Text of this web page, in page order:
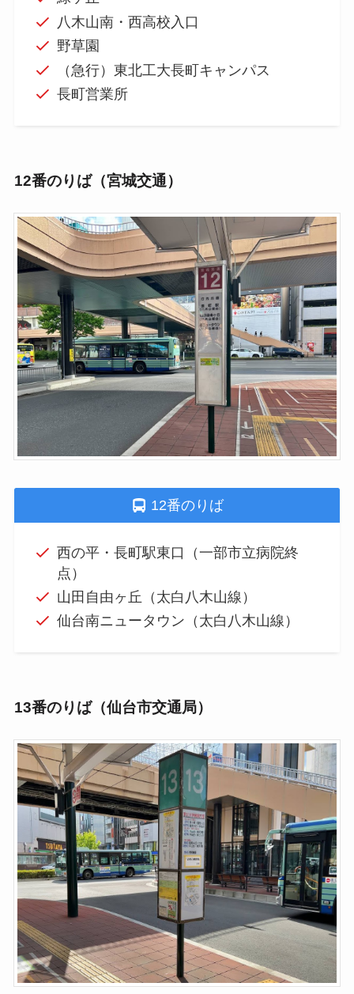
八木山南・西高校入口
野草園
（急行）東北工大長町キャンパス
長町営業所
12番のりば（宮城交通）
12番のりば
西の平・長町駅東口（一部市立病院終
点）
山田自由ヶ丘（太白八木山線）
仙台南ニュータウン（太白八木山線）
13番のりば（仙台市交通局）